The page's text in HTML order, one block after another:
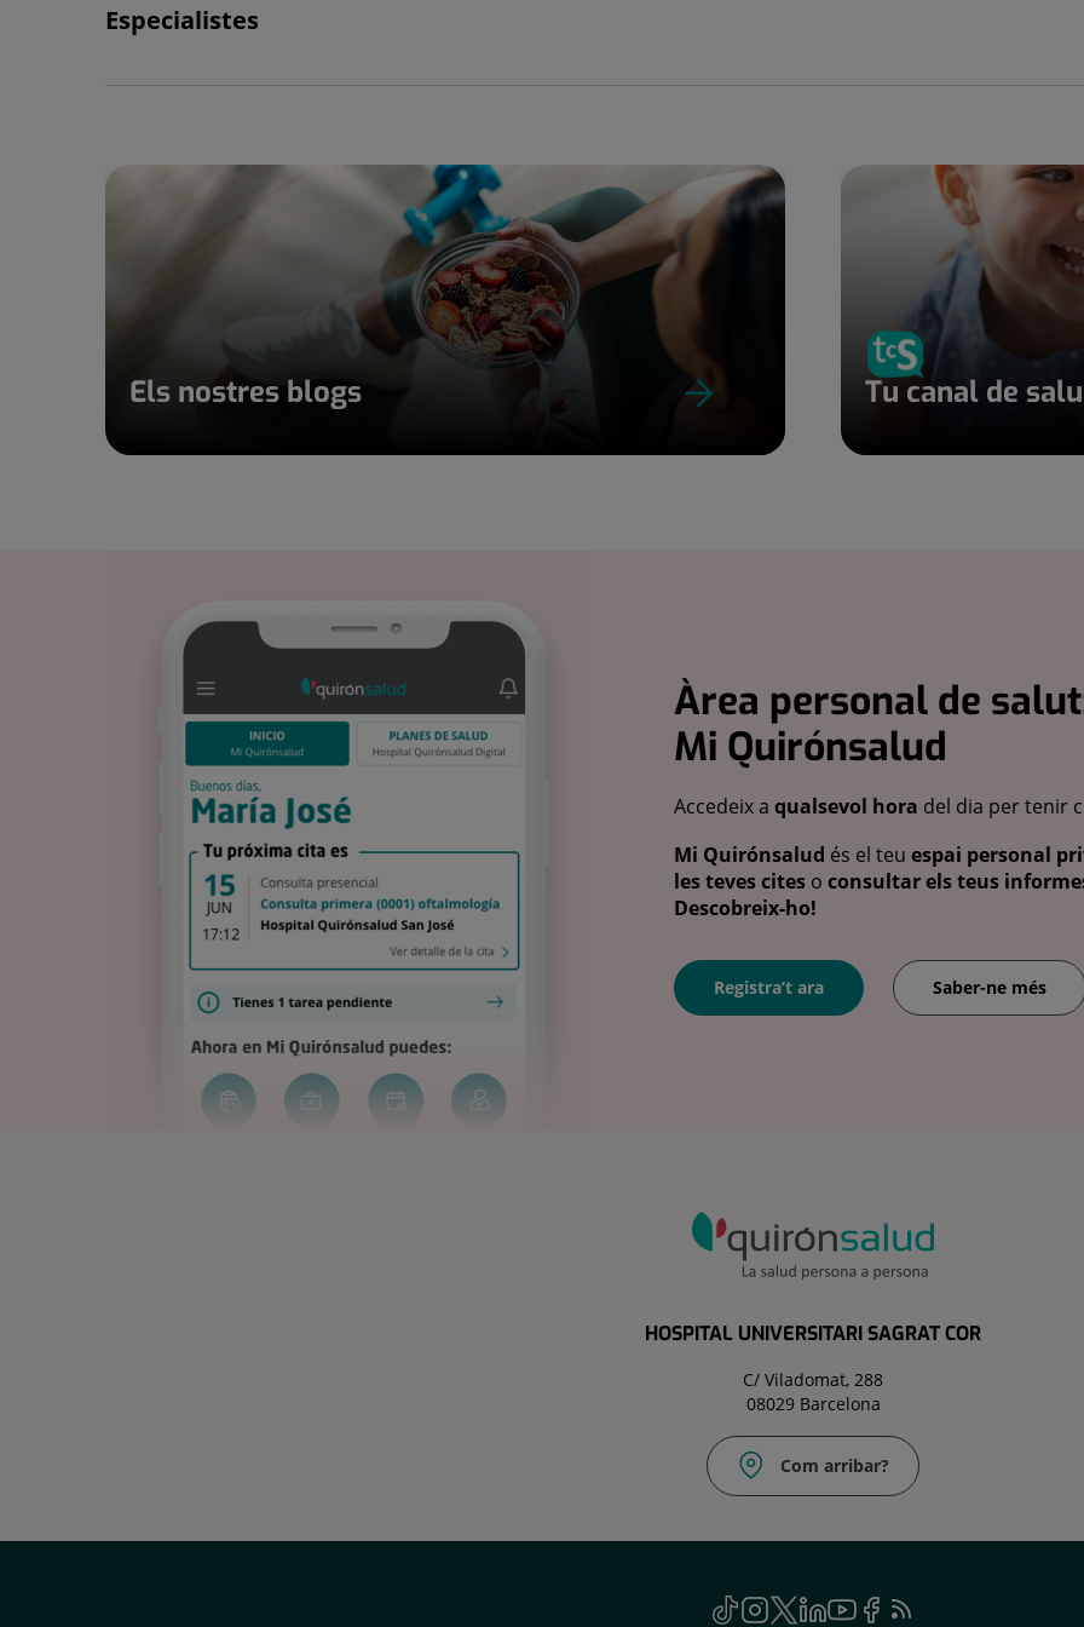
Especialistes
Els nostres blogs Tu canal de
Àrea personal de
Mi Quirónsalud
Accedeix a qualsevol hora del dia per tenir
Mi Quirónsalud és el teu espai personal
les teves cites o consultar els teus
Descobreix-ho!
Registra’t ara Saber-ne més
HOSPITAL UNIVERSITARI SAGRAT COR
C/ Viladomat, 288
08029 Barcelona
Com arribar?
TikTok
AquestInstagram
AquestTwitter
AquestLinkedin
AquestYoutube
AquestFacebook
Aquest
Feed
Aquest